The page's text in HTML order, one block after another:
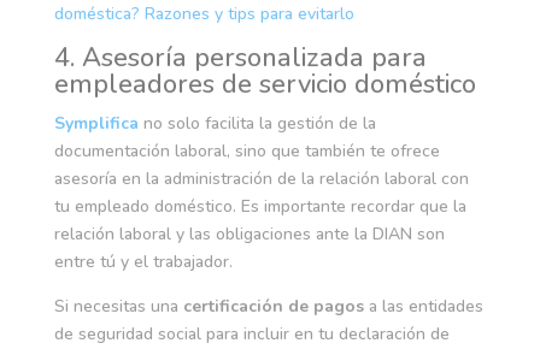
doméstica? Razones y tips para evitarlo
4. Asesoría personalizada para
empleadores de servicio doméstico
Symplifica no solo facilita la gestión de la
documentación laboral, sino que también te ofrece
asesoría en la administración de la relación laboral con
tu empleado doméstico. Es importante recordar que la
relación laboral y las obligaciones ante la DIAN son
entre tú y el trabajador.
Si necesitas una certificación de pagosa las entidades
de seguridad social para incluir en tu declaración de